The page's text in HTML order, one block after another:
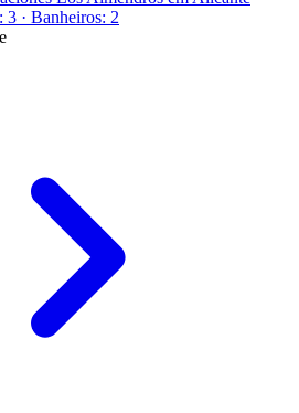
3 · Banheiros: 2